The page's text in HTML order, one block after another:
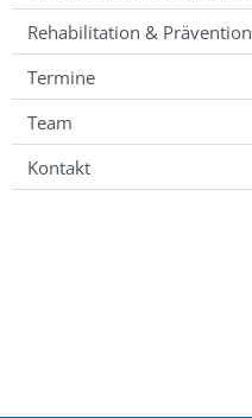
Rehabilitation & Prävention
Termine
Team
Kontakt